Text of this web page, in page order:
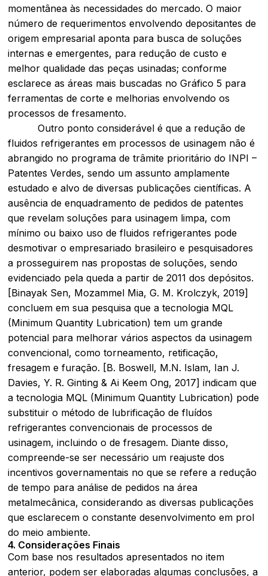
momentânea às necessidades do mercado. O maior
número de requerimentos envolvendo depositantes de
origem empresarial aponta para busca de soluções
internas e emergentes, para redução de custo e
melhor qualidade das peças usinadas; conforme
esclarece as áreas mais buscadas no Gráfico 5 para
ferramentas de corte e melhorias envolvendo os
processos de fresamento.
Outro ponto considerável é que a redução de
fluidos refrigerantes em processos de usinagem não é
abrangido no programa de trâmite prioritário do INPI –
Patentes Verdes, sendo um assunto amplamente
estudado e alvo de diversas publicações científicas. A
ausência de enquadramento de pedidos de patentes
que revelam soluções para usinagem limpa, com
mínimo ou baixo uso de fluidos refrigerantes pode
desmotivar o empresariado brasileiro e pesquisadores
a prosseguirem nas propostas de soluções, sendo
evidenciado pela queda a partir de 2011 dos depósitos.
[Binayak Sen, Mozammel Mia, G. M. Krolczyk, 2019]
concluem em sua pesquisa que a tecnologia MQL
(Minimum Quantity Lubrication) tem um grande
potencial para melhorar vários aspectos da usinagem
convencional, como torneamento, retificação,
fresagem e furação. [B. Boswell, M.N. Islam, Ian J.
Davies, Y. R. Ginting & Ai Keem Ong, 2017] indicam que
a tecnologia MQL (Minimum Quantity Lubrication) pode
substituir o método de lubrificação de fluídos
refrigerantes convencionais de processos de
usinagem, incluindo o de fresagem. Diante disso,
compreende-se ser necessário um reajuste dos
incentivos governamentais no que se refere a redução
de tempo para análise de pedidos na área
metalmecânica, considerando as diversas publicações
que esclarecem o constante desenvolvimento em prol
do meio ambiente.
4. Considerações Finais
Com base nos resultados apresentados no item
anterior, podem ser elaboradas algumas conclusões, a